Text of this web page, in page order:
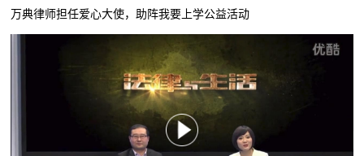
万典律师担任爱心大使，助阵我要上学公益活动